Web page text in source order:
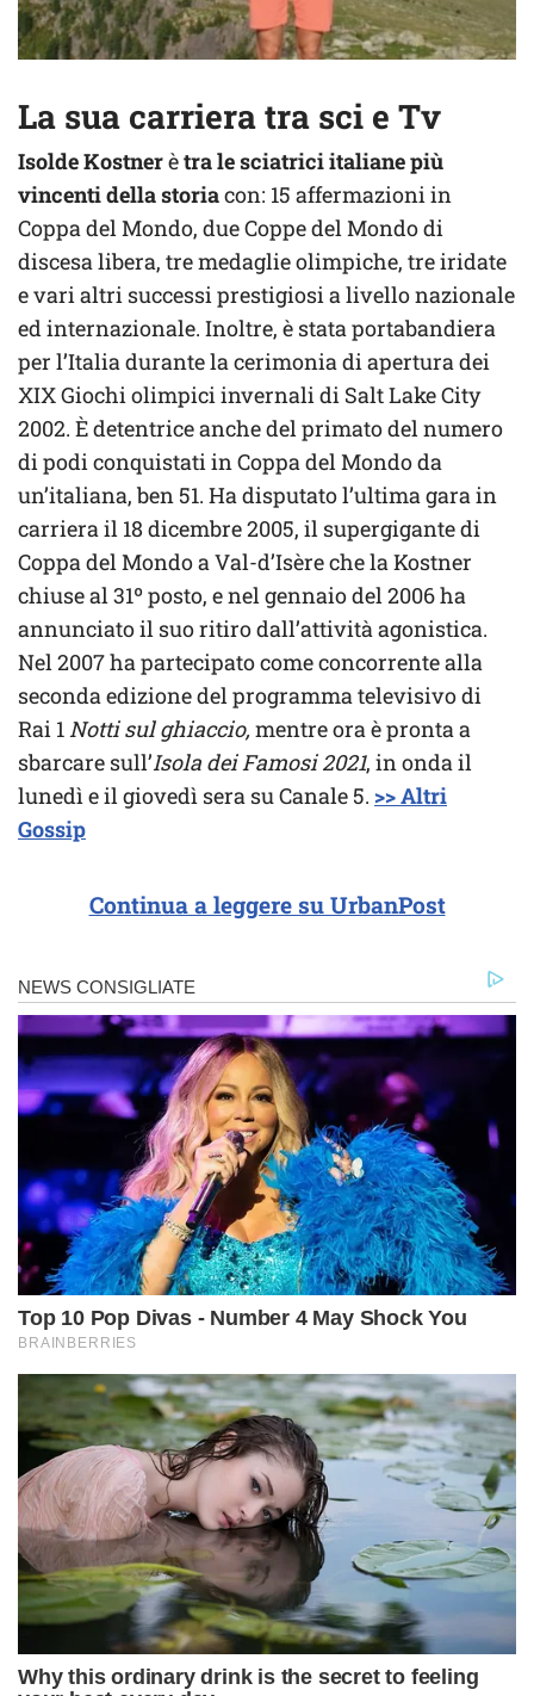
La sua carriera tra sci e Tv
Isolde Kostnerètra le sciatrici italiane più
vincenti della storiacon: 15 affermazioni in
Coppa del Mondo, due Coppe del Mondo di
discesa libera, tre medaglie olimpiche, tre iridate
e vari altri successi prestigiosi a livello nazionale
ed internazionale. Inoltre, è stata portabandiera
per l’Italia durante la cerimonia di apertura dei
XIX Giochi olimpici invernali di Salt Lake City
2002. È detentrice anche del primato del numero
di podi conquistati in Coppa del Mondo da
un’italiana, ben 51. Ha disputato l’ultima gara in
carriera il 18 dicembre 2005, il supergigante di
Coppa del Mondo a Val-d’Isère che la Kostner
chiuse al 31º posto, e nel gennaio del 2006 ha
annunciato il suo ritiro dall’attività agonistica.
Nel 2007 ha partecipato come concorrente alla
seconda edizione del programma televisivo di
Rai 1Notti sul ghiaccio,mentre ora è pronta a
sbarcare sull’Isola dei Famosi 2021, in onda il
lunedì e il giovedì sera su Canale 5. >> Altri
Gossip
Continua a leggere su UrbanPost